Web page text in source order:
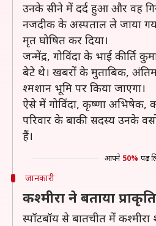
उनके सीने में दर्द हुआ और वह
नजदीक के अस्पताल ले जाया
मृत घोषित कर दिया।
जन्मेंद्र, गोविंदा के भाई कीर्ति
बेटे थे। खबरों के मुताबिक,
श्मशान भूमि पर किया जाएगा।
ऐसे में गोविंदा, कृष्णा अभिषेक,
परिवार के बाकी सदस्य उनके
हैं।
आपने 50% पढ़
जानकारी
कश्मीरा ने बताया
स्पॉटबॉय से बातचीत में